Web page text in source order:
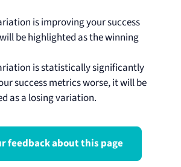
is improving your success
be highlighted as the winning
is statistically significantly
success metrics worse, it will be
as a losing variation.
feedback about this page